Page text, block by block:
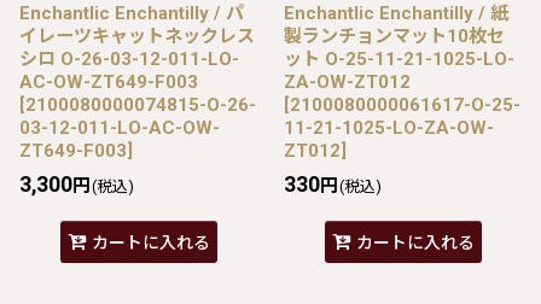
Enchantlic Enchantilly / パ
イレーツキャットネックレス
シロ O-26-03-12-011-LO-
AC-OW-ZT649-F003
[2100080000074815-O-26-
03-12-011-LO-AC-OW-
ZT649-F003]
3,300円 (税込)
カートに入れる
Enchantlic Enchantilly / 紙
製ランチョンマット10枚セ
ット O-25-11-21-1025-LO-
ZA-OW-ZT012
[2100080000061617-O-25-
11-21-1025-LO-ZA-OW-
ZT012]
330円 (税込)
カートに入れる